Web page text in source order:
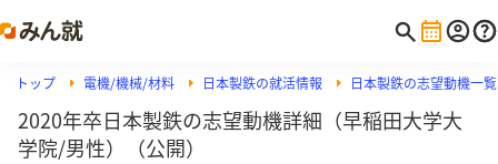
トップ 電機/機械/材料 日本製鉄の就活情報 日本製鉄の志望動機一覧
2020年卒日本製鉄の志望動機詳細（早稲田大学大
学院/男性）（公開）